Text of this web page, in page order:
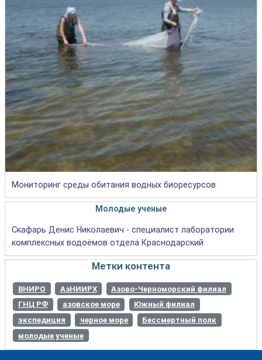
Мониторинг среды обитания водных биоресурсов
Молодые ученые
Скафарь Денис Николаевич - специалист лаборатории
комплексных водоёмов отдела Краснодарский
Метки контента
ВНИРО АзНИИРХ
Азово-Черноморский филиал
ГНЦ РФ
азовское море
Южный филиал
экспедиция
черное море
Бессмертный полк
молодые ученые